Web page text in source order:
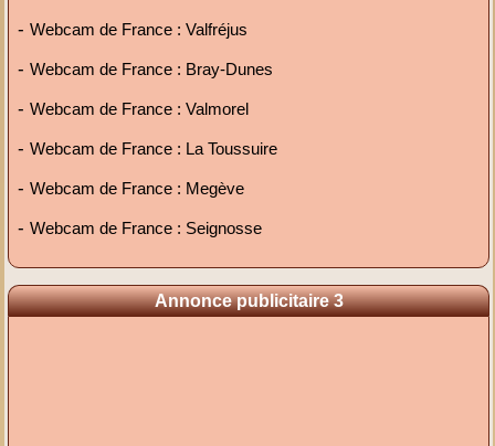
-Webcam de France : Valfréjus
-Webcam de France : Bray-Dunes
-Webcam de France : Valmorel
-Webcam de France : La Toussuire
-Webcam de France : Megève
-Webcam de France : Seignosse
Annonce publicitaire 3